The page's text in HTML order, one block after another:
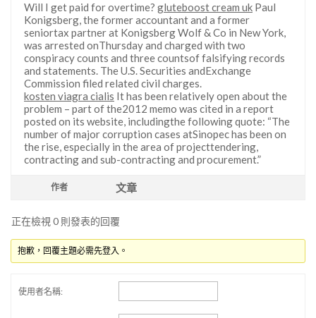
Will I get paid for overtime? gluteboost cream uk Paul
Konigsberg, the former accountant and a former
seniortax partner at Konigsberg Wolf & Co in New York,
was arrested onThursday and charged with two
conspiracy counts and three countsof falsifying records
and statements. The U.S. Securities andExchange
Commission filed related civil charges.
kosten viagra cialis It has been relatively open about the
problem – part of the2012 memo was cited in a report
posted on its website, includingthe following quote: “The
number of major corruption cases atSinopec has been on
the rise, especially in the area of projecttendering,
contracting and sub-contracting and procurement.”
作者 文章
正在檢視 0 則發表的回覆
抱歉，回覆主題必需先登入。
使用者名稱: